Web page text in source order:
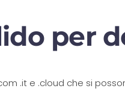
per
.it e .cloud che si